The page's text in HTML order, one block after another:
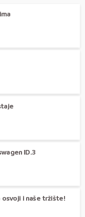
ID.3
osvoji i naše tržište!